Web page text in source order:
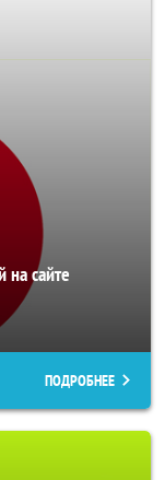
сайте
ПОДРОБНЕЕ